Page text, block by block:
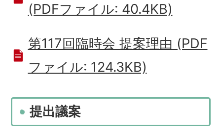
(PDFファイル: 40.4KB)
第117回臨時会 提案理由 (PDF
ファイル: 124.3KB)
提出議案